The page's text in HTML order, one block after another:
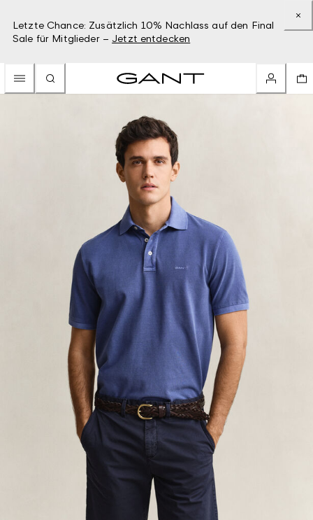
Letzte Chance: Zusätzlich 10% Nachlass auf den Final
Sale für Mitglieder – Jetzt entdecken